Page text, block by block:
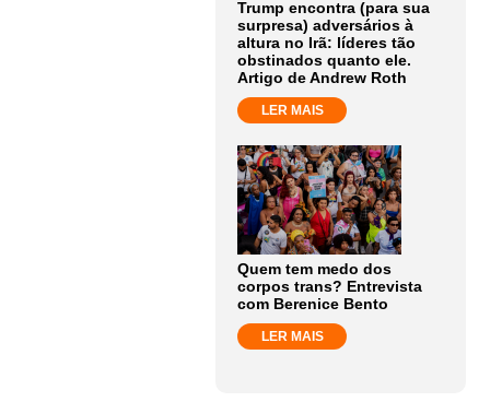
Trump encontra (para sua
surpresa) adversários à
altura no Irã: líderes tão
obstinados quanto ele.
Artigo de Andrew Roth
LER MAIS
Quem tem medo dos
corpos trans? Entrevista
com Berenice Bento
LER MAIS